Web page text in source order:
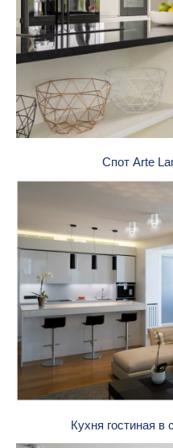
Спот Arte
Кухня гостиная